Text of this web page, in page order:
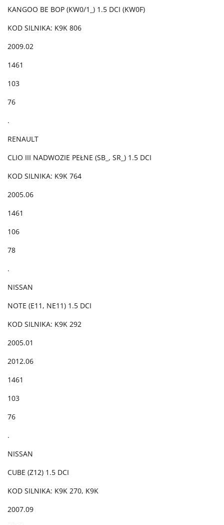
KANGOO BE BOP (KW0/1_) 1.5 DCI (KW0F)
KOD SILNIKA: K9K 806
2009.02
1461
103
76
.
RENAULT
CLIO III NADWOZIE PEŁNE (SB_, SR_) 1.5 DCI
KOD SILNIKA: K9K 764
2005.06
1461
106
78
.
NISSAN
NOTE (E11, NE11) 1.5 DCI
KOD SILNIKA: K9K 292
2005.01
2012.06
1461
103
76
.
NISSAN
CUBE (Z12) 1.5 DCI
KOD SILNIKA: K9K 270, K9K
2007.09